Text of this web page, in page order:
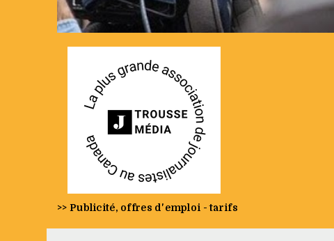
>> Publicité, offres d'emploi - tarifs